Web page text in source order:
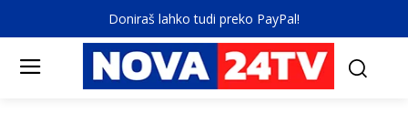
Doniraš lahko tudi preko PayPal!